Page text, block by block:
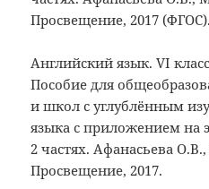
Просвещение, 2017 (ФГОС).
Английский язык. VI
Пособие для
и школ с углублённым
языка с приложением на
2 частях. Афанасьева
Просвещение, 2017.